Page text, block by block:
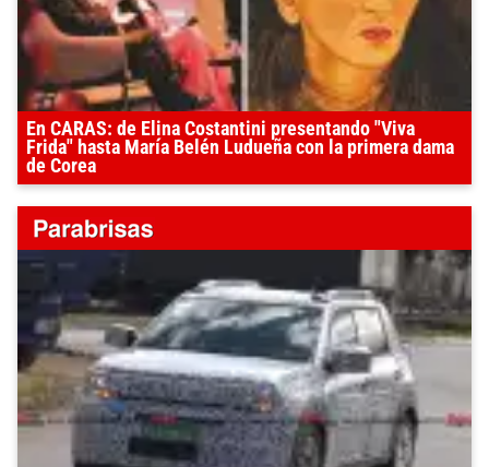
En CARAS: de Elina Costantini presentando "Viva
Frida" hasta María Belén Ludueña con la primera dama
de Corea